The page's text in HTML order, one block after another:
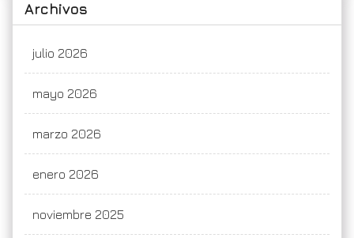
Archivos
julio 2026
mayo 2026
marzo 2026
enero 2026
noviembre 2025